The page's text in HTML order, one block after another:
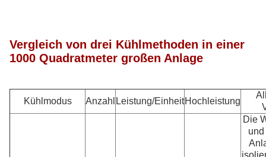
Vergleich von drei Kühlmethoden in einer
1000 Quadratmeter großen Anlage
Kühlmodus Anzahl Leistung/EinheitHochleistung
Die